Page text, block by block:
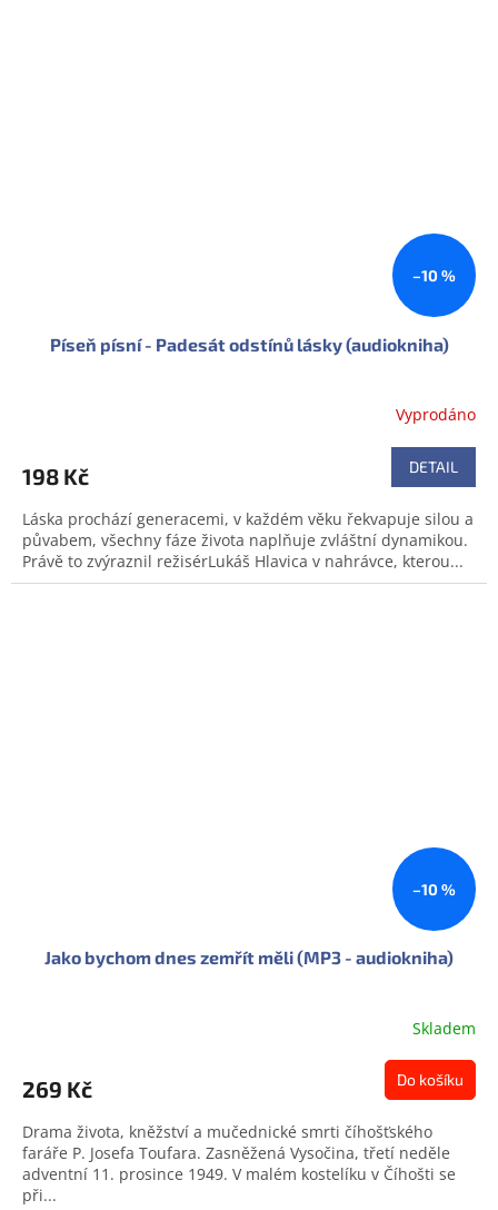
–10 %
Píseň písní - Padesát odstínů lásky (audiokniha)
Vyprodáno
198 Kč DETAIL
Láska prochází generacemi, v každém věku řekvapuje silou a
půvabem, všechny fáze života naplňuje zvláštní dynamikou.
Právě to zvýraznil režisérLukáš Hlavica v nahrávce, kterou...
–10 %
Jako bychom dnes zemřít měli (MP3 - audiokniha)
Skladem
269 Kč Do košíku
Drama života, kněžství a mučednické smrti číhošťského
faráře P. Josefa Toufara. Zasněžená Vysočina, třetí neděle
adventní 11. prosince 1949. V malém kostelíku v Číhošti se
při...